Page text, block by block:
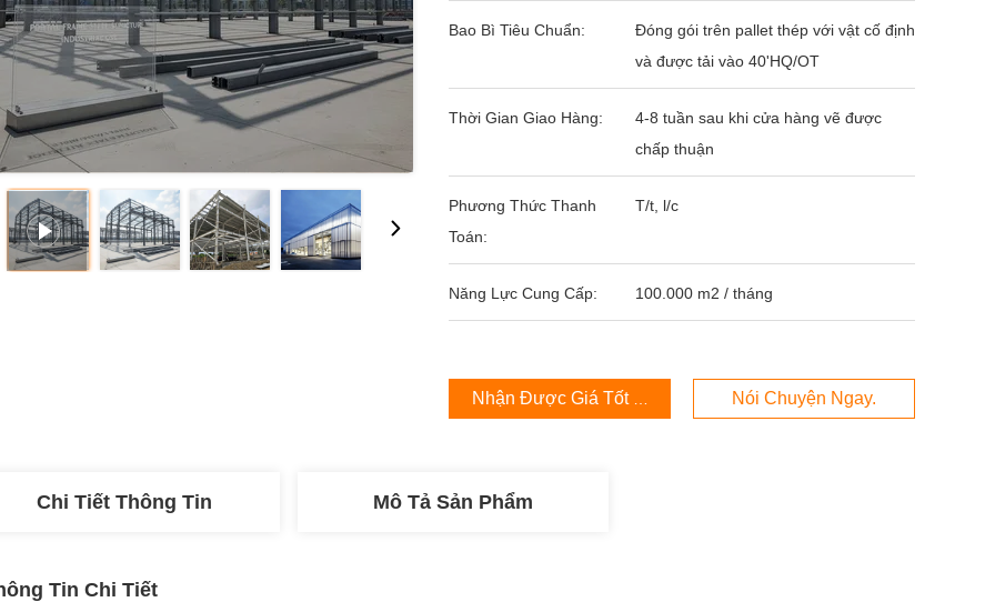
Bao Bì Tiêu Chuẩn:
Đóng gói trên pallet thép với vật cố định
và được tải vào 40'HQ/OT
Thời Gian Giao Hàng:
4-8 tuần sau khi cửa hàng vẽ được
chấp thuận
Phương Thức Thanh
Toán:
T/t, l/c
Năng Lực Cung Cấp: 100.000 m2 / tháng
Nhận Được Giá Tốt Nhất Nói Chuyện Ngay.
Chi Tiết Thông Tin Mô Tả Sản Phẩm
Tin Chi Tiết